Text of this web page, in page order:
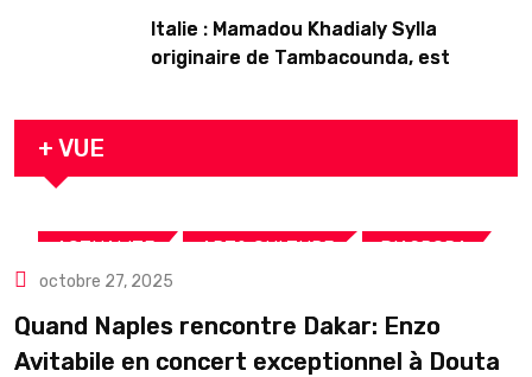
Italie : Mamadou Khadialy Sylla
originaire de Tambacounda, est
arrestation
+ VUE
ACTUALITE ART& CULTURE DIASPORA
TOURISME
octobre 27, 2025
Quand Naples rencontre Dakar: Enzo
Avitabile en concert exceptionnel à Douta